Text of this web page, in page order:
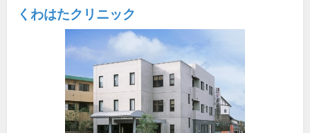
くわはたクリニック